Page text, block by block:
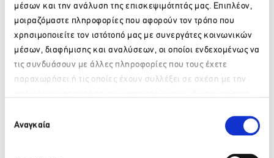
μέσων και την ανάλυση της επισκεψιμότητάς μας. Επιπλέον,
μοιραζόμαστε πληροφορίες που αφορούν τον τρόπο που
χρησιμοποιείτε τον ιστότοπό μας με συνεργάτες κοινωνικών
μέσων, διαφήμισης και αναλύσεων, οι οποίοι ενδεχομένως να
τις συνδυάσουν με άλλες πληροφορίες που τους έχετε
παραχωρήσει ή τις οποίες έχουν συλλέξει σε σχέση με την
των Cookies μας.
συγκατάθεσης
Αναγκαία